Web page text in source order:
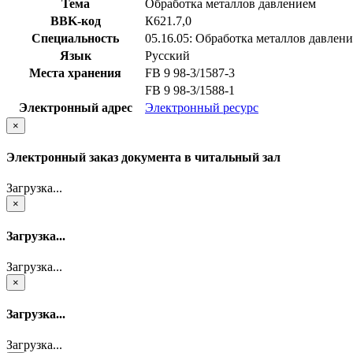
Тема
Обработка металлов давлением
BBK-код
К621.7,0
Специальность
05.16.05: Обработка металлов
Язык
Русский
Места хранения
FB 9 98-3/1587-3
FB 9 98-3/1588-1
Электронный адрес
Электронный ресурс
×
Электронный заказ документа в читальный зал
Загрузка...
×
Загрузка...
Загрузка...
×
Загрузка...
Загрузка...